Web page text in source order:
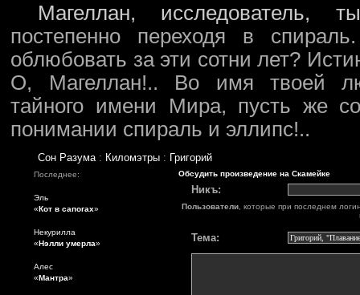
Магеллан, исследователь,
постепенно переходя в
облюбовать за эти сотни лет?
О, Магеллан!.. Во имя твоей
тайного имени Мира, пусть же
понимании спираль и эллипс!..
Сон Разума: Киломэтры: Григорий
Последнее:
Эль
«Кот в сапогах»
Некурилла
«Нэлли умерла»
Алес
«Мантра»
Обсудить произведение на Скамейке
Никъ:
Пользователи , которые при последнем
Тема: